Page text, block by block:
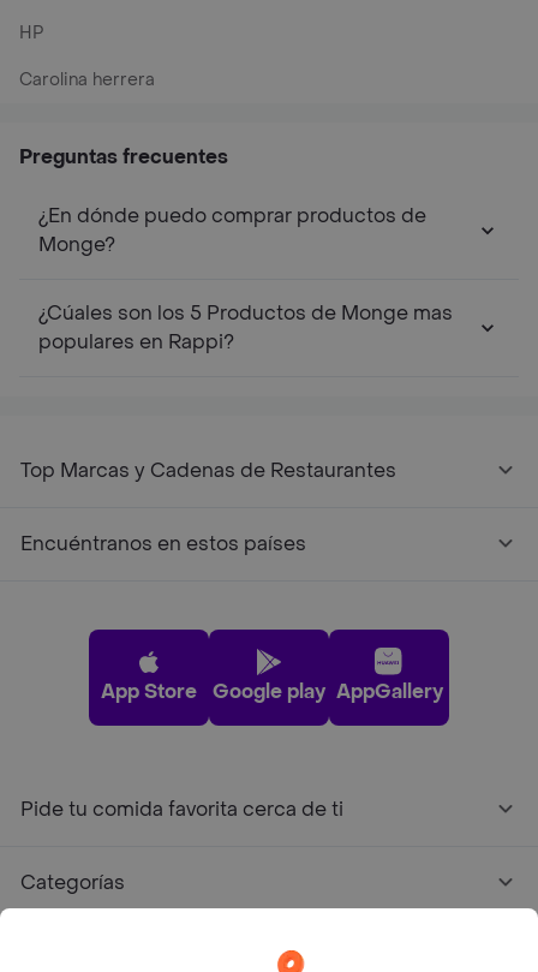
HP
Carolina herrera
Preguntas frecuentes
¿En dónde puedo comprar productos de
Monge?
¿Cúales son los 5 Productos de Monge mas
populares en Rappi?
Top Marcas y Cadenas de Restaurantes
Encuéntranos en estos países
App Store Google play AppGallery
Pide tu comida favorita cerca de ti
Categorías